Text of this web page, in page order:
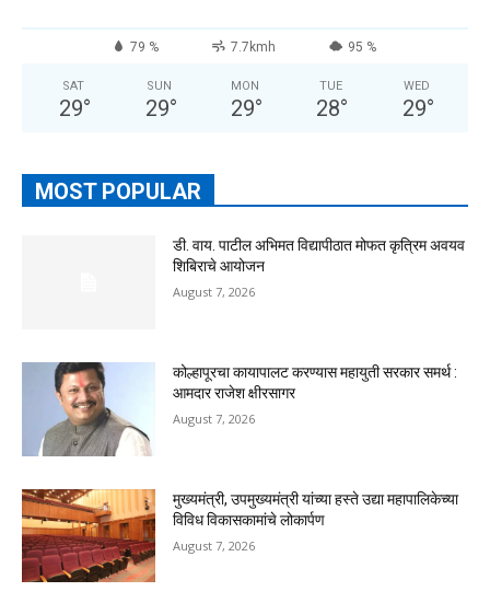
79 % 7.7kmh 95 %
SAT
29°
SUN
29°
MON
29°
TUE
28°
WED
29°
MOST POPULAR
डी. वाय. पाटील अभिमत विद्यापीठात मोफत कृत्रिम अवयव
शिबिराचे आयोजन
August 7, 2026
कोल्हापूरचा कायापालट करण्यास महायुती सरकार समर्थ :
आमदार राजेश क्षीरसागर
August 7, 2026
मुख्यमंत्री, उपमुख्यमंत्री यांच्या हस्ते उद्या महापालिकेच्या
विविध विकासकामांचे लोकार्पण
August 7, 2026